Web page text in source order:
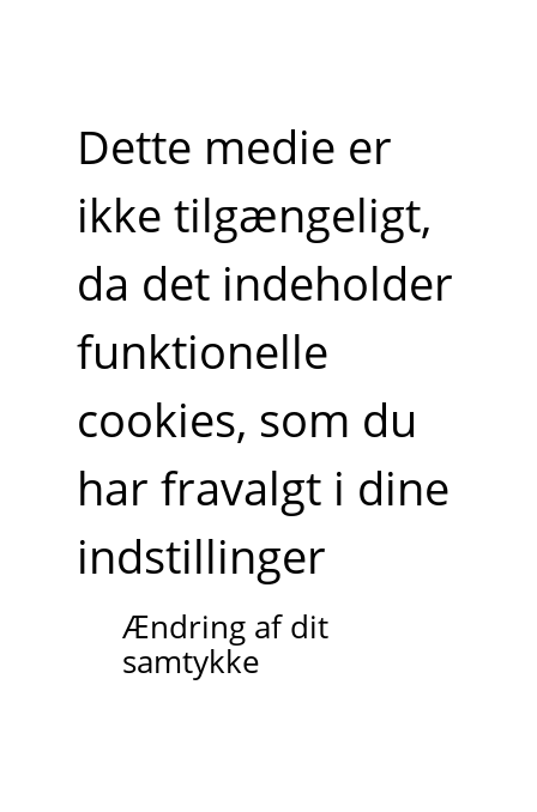
Dette medie er
ikke tilgængeligt,
da det indeholder
funktionelle
cookies, som du
har fravalgt i dine
indstillinger
Ændring af dit
samtykke